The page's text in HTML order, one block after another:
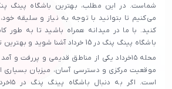
می‌کنیم تا بتوانید با توجه به نیاز و سلیقه
کنید. با ما در میدانه همراه باشید تا به طور
باشگاه پینگ پنگ در 15 خرداد آشنا شوید و بهترین تصمیم را بگیرید.
محله ۱۵خرداد یکی از مناطق قدیمی و پررفت
موقعیت مرکزی و دسترسی آسان، میزبان
است.